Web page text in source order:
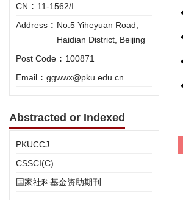
CN : 11-1562/I
Address : No.5 Yiheyuan Road,
Haidian District, Beijing
Post Code : 100871
Email : ggwwx@pku.edu.cn
Abstracted or Indexed
PKUCCJ
CSSCI(C)
国家社科基金资助期刊